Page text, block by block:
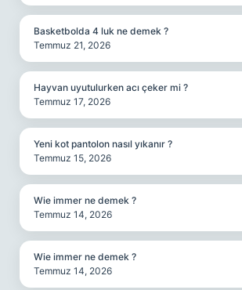
Basketbolda 4 luk ne demek ?
Temmuz 21, 2026
Hayvan uyutulurken acı çeker mi ?
Temmuz 17, 2026
Yeni kot pantolon nasıl yıkanır ?
Temmuz 15, 2026
Wie immer ne demek ?
Temmuz 14, 2026
Wie immer ne demek ?
Temmuz 14, 2026